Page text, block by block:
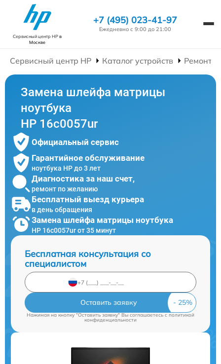
Сервисный центр HPв
Москве
+7 (495) 023-41-97
Ежедневно с 9:00 до 21:00
Сервисный центр HP Каталог устройств Ремонт
Замена шлейфа матрицы
ноутбука
HP 16c0057ur
Официальный сервис
Гарантийное обслуживание
ноутбука HP до 3 лет
Диагностика за наш счет,
ремонт по желанию
Бесплатный выезд курьера
в день обращения
Замена шлейфа матрицы ноутбука
HP 16c0057ur от 35 минут
Бесплатная консультация со
специалистом
Оставить заявку
Нажимая на кнопку "Оставить заявку" Вы соглашаетесь cполитикой
конфиденциальности